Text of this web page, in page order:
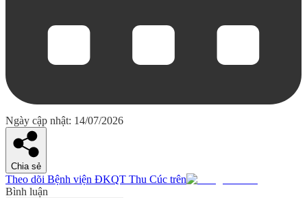
Ngày cập nhật: 14/07/2026
Chia sẻ
Theo dõi Bệnh viện ĐKQT Thu Cúc trên
Bình luận